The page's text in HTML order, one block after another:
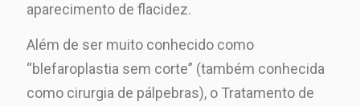
aparecimento de flacidez.
Além de ser muito conhecido como
“blefaroplastia sem corte” (também conhecida
como cirurgia de pálpebras), o Tratamento de